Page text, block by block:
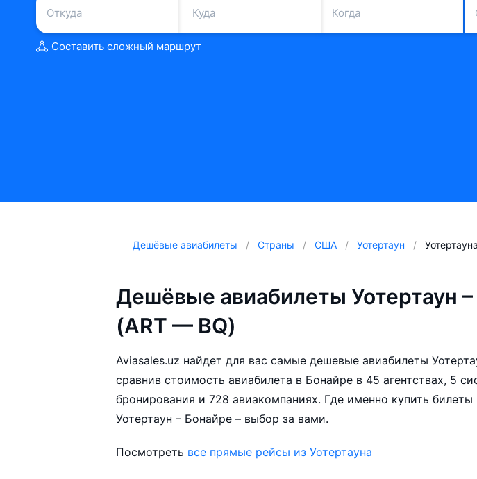
Когда
Составить сложный маршрут
Дешёвые авиабилеты Страны США Уотертаун
Дешёвые авиабилеты Уотертаун
(ART — BQ)
Aviasales.uz найдет для вас самые дешевые авиабилеты
сравнив стоимость авиабилета в Бонайре в 45 агентствах, 5
бронирования и 728 авиакомпаниях. Где именно купить билеты
Уотертаун – Бонайре – выбор за вами.
Посмотреть все прямые рейсы из Уотертауна